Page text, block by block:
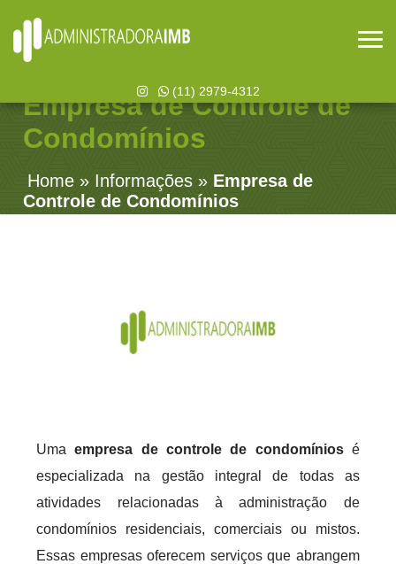
(11) 2979-4312
Empresa de Controle de
Condomínios
Home » Informações » Empresa de
Controle de Condomínios
Umaempresa de controle de condomíniosé
especializada na gestão integral de todas as
atividades relacionadas à administração de
condomínios residenciais, comerciais ou mistos.
Essas empresas oferecem serviços que abrangem